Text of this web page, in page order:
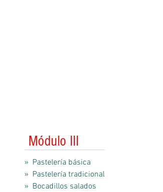
Módulo III
» Pastelería básica
» Pastelería tradicional
» Bocadillos salados